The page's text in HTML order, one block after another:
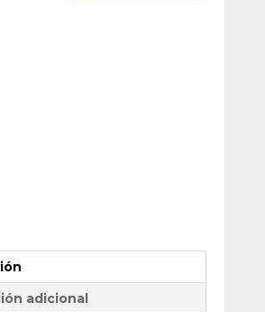
adicional